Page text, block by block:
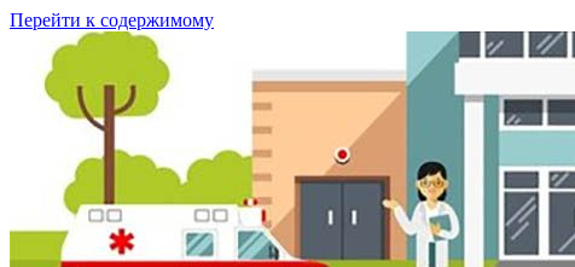
Перейти к содержимому